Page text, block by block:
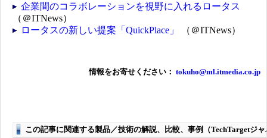
企業間のコラボレーションを視野に入れるロータス
（＠ITNews）
ロータスの新しい提案「QuickPlace」
（＠ITNews）
情報をお寄せください： tokuho@ml.itmedia.co.jp